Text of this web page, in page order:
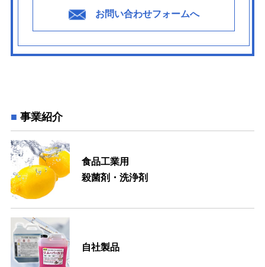
お問い合わせフォームへ
事業紹介
食品工業用
殺菌剤・洗浄剤
自社製品